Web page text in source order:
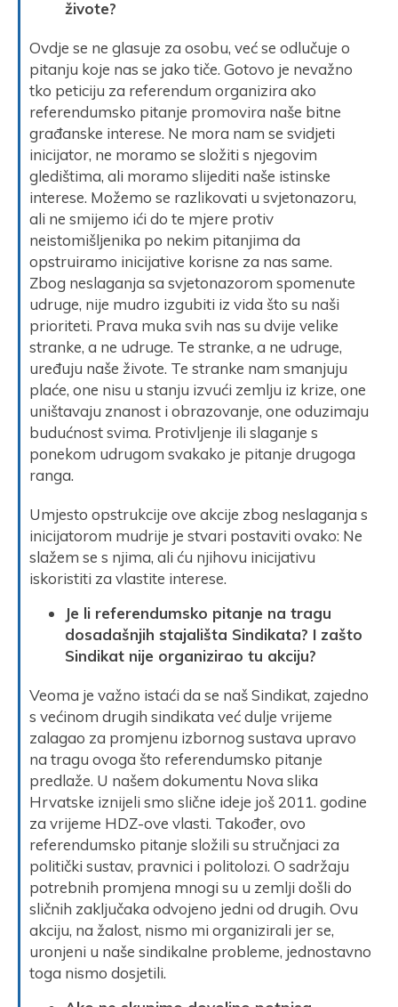
živote?
Ovdje se ne glasuje za osobu, već se odlučuje o
pitanju koje nas se jako tiče. Gotovo je nevažno
tko peticiju za referendum organizira ako
referendumsko pitanje promovira naše bitne
građanske interese. Ne mora nam se svidjeti
inicijator, ne moramo se složiti s njegovim
gledištima, ali moramo slijediti naše istinske
interese. Možemo se razlikovati u svjetonazoru,
ali ne smijemo ići do te mjere protiv
neistomišljenika po nekim pitanjima da
opstruiramo inicijative korisne za nas same.
Zbog neslaganja sa svjetonazorom spomenute
udruge, nije mudro izgubiti iz vida što su naši
prioriteti. Prava muka svih nas su dvije velike
stranke, a ne udruge. Te stranke, a ne udruge,
uređuju naše živote. Te stranke nam smanjuju
plaće, one nisu u stanju izvući zemlju iz krize, one
uništavaju znanost i obrazovanje, one oduzimaju
budućnost svima. Protivljenje ili slaganje s
ponekom udrugom svakako je pitanje drugoga
ranga.
Umjesto opstrukcije ove akcije zbog neslaganja s
inicijatorom mudrije je stvari postaviti ovako: Ne
slažem se s njima, ali ću njihovu inicijativu
iskoristiti za vlastite interese.
Je li referendumsko pitanje na tragu
dosadašnjih stajališta Sindikata? I zašto
Sindikat nije organizirao tu akciju?
Veoma je važno istaći da se naš Sindikat, zajedno
s većinom drugih sindikata već dulje vrijeme
zalagao za promjenu izbornog sustava upravo
na tragu ovoga što referendumsko pitanje
predlaže. U našem dokumentu Nova slika
Hrvatske iznijeli smo slične ideje još 2011. godine
za vrijeme HDZ-ove vlasti. Također, ovo
referendumsko pitanje složili su stručnjaci za
politički sustav, pravnici i politolozi. O sadržaju
potrebnih promjena mnogi su u zemlji došli do
sličnih zaključaka odvojeno jedni od drugih. Ovu
akciju, na žalost, nismo mi organizirali jer se,
uronjeni u naše sindikalne probleme, jednostavno
toga nismo dosjetili.